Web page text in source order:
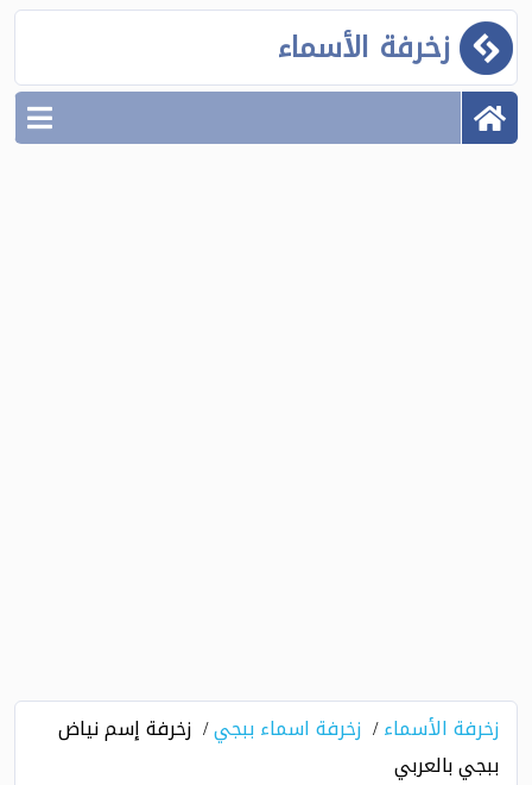
زخرفة الأسماء
زخرفة الأسماء زخرفة اسماء ببجي
زخرفة إسم نياض
ببجي بالعربي